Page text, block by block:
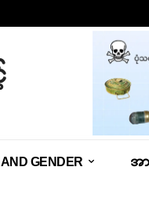
GENDER အ